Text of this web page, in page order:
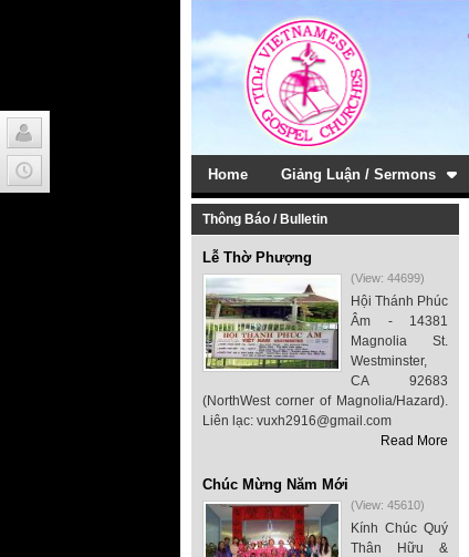
Home Giảng Luận / Sermons
Thông Báo / Bulletin
Lễ Thờ Phượng
(View: 44699)
Hội Thánh Phúc
Âm - 14381
Magnolia St.
Westminster,
CA 92683
(NorthWest corner of Magnolia/Hazard).
Liên lạc: vuxh2916@gmail.com
Read More
Chúc Mừng Năm Mới
(View: 45610)
Kính Chúc Quý
Thân Hữu &